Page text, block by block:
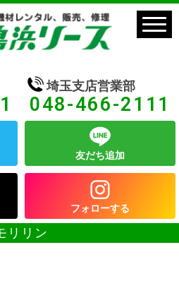
埼玉支店営業部
048-466-2111
友だち追加
フォローする
リリン